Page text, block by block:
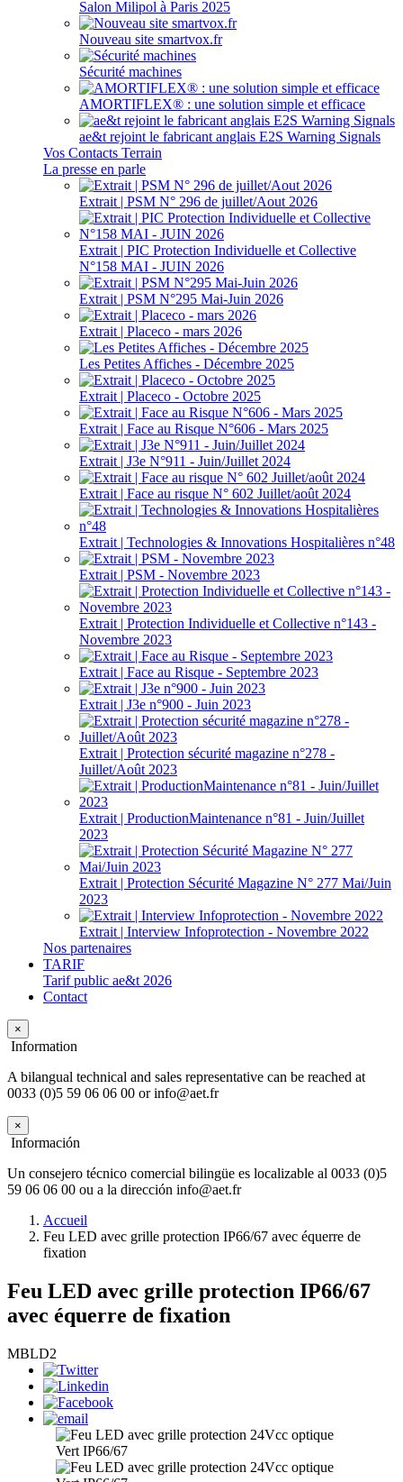
Salon Milipol à Paris 2025
Nouveau site smartvox.fr
Sécurité machines
AMORTIFLEX® : une solution simple et efficace
ae&t rejoint le fabricant anglais E2S Warning Signals
Vos Contacts Terrain
La presse en parle
Extrait | PSM N° 296 de juillet/Aout 2026
Extrait | PIC Protection Individuelle et Collective
N°158 MAI - JUIN 2026
Extrait | PSM N°295 Mai-Juin 2026
Extrait | Placeco - mars 2026
Les Petites Affiches - Décembre 2025
Extrait | Placeco - Octobre 2025
Extrait | Face au Risque N°606 - Mars 2025
Extrait | J3e N°911 - Juin/Juillet 2024
Extrait | Face au risque N° 602 Juillet/août 2024
Extrait | Technologies & Innovations Hospitalières n°48
Extrait | PSM - Novembre 2023
Extrait | Protection Individuelle et Collective n°143 -
Novembre 2023
Extrait | Face au Risque - Septembre 2023
Extrait | J3e n°900 - Juin 2023
Extrait | Protection sécurité magazine n°278 -
Juillet/Août 2023
Extrait | ProductionMaintenance n°81 - Juin/Juillet
2023
Extrait | Protection Sécurité Magazine N° 277 Mai/Juin
2023
Extrait | Interview Infoprotection - Novembre 2022
Nos partenaires
TARIF
Tarif public ae&t 2026
Contact
×
Information
A bilangual technical and sales representative can be reached at
0033 (0)5 59 06 06 00 or info@aet.fr
×
Información
Un consejero técnico comercial bilingüe es localizable al 0033 (0)5
59 06 06 00 ou a la dirección info@aet.fr
Accueil
Feu LED avec grille protection IP66/67 avec équerre de
fixation
Feu LED avec grille protection IP66/67
avec équerre de fixation
MBLD2